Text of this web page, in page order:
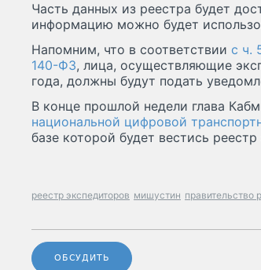
Часть данных из реестра будет
информацию можно будет
Напомним, что в соответствии с ч.
140-ФЗ, лица, осуществляющие
года, должны будут подать
В конце прошлой недели глава
национальной цифровой
базе которой будет вестись
реестр экспедиторов мишустин правительство
ОБСУДИТЬ